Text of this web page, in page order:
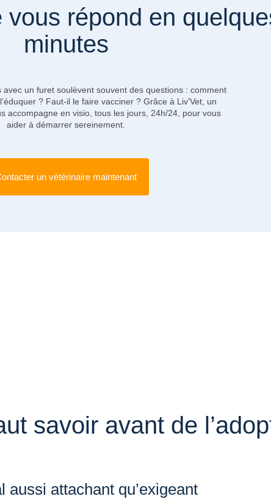
vous répond en
minutes
avec un furet soulèvent souvent des questions : comment
? Faut-il le faire vacciner ? Grâce à Liv’Vet, un
accompagne en visio, tous les jours, 24h/24, pour vous
aider à démarrer sereinement.
un vétérinaire maintenant
savoir avant de
aussi attachant qu’exigeant